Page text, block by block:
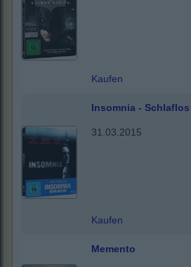
Kaufen
Insomnia -
31.03.2015
Kaufen
Memento